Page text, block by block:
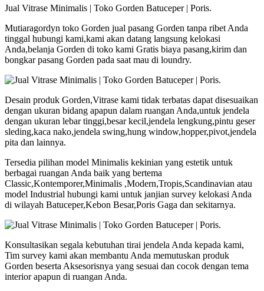
Jual Vitrase Minimalis | Toko Gorden Batuceper | Poris.
Mutiaragordyn toko Gorden jual pasang Gorden tanpa ribet Anda
tinggal hubungi kami,kami akan datang langsung kelokasi
Anda,belanja Gorden di toko kami Gratis biaya pasang,kirim dan
bongkar pasang Gorden pada saat mau di loundry.
Desain produk Gorden,Vitrase kami tidak terbatas dapat disesuaikan
dengan ukuran bidang apapun dalam ruangan Anda,untuk jendela
dengan ukuran lebar tinggi,besar kecil,jendela lengkung,pintu geser
sleding,kaca nako,jendela swing,hung window,hopper,pivot,jendela
pita dan lainnya.
Tersedia pilihan model Minimalis kekinian yang estetik untuk
berbagai ruangan Anda baik yang bertema
Classic,Kontemporer,Minimalis ,Modern,Tropis,Scandinavian atau
model Industrial hubungi kami untuk janjian survey kelokasi Anda
di wilayah Batuceper,Kebon Besar,Poris Gaga dan sekitarnya.
Konsultasikan segala kebutuhan tirai jendela Anda kepada kami,
Tim survey kami akan membantu Anda memutuskan produk
Gorden beserta Aksesorisnya yang sesuai dan cocok dengan tema
interior apapun di ruangan Anda.